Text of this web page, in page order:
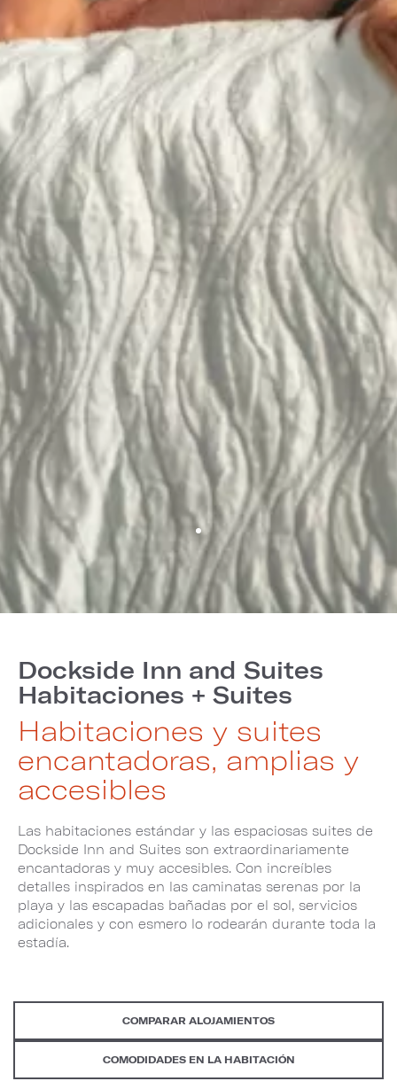
Dockside Inn and Suites
Habitaciones + Suites
Habitaciones y suites
encantadoras, amplias y
accesibles
Las habitaciones estándar y las espaciosas suites de
Dockside Inn and Suites son extraordinariamente
encantadoras y muy accesibles. Con increíbles
detalles inspirados en las caminatas serenas por la
playa y las escapadas bañadas por el sol, servicios
adicionales y con esmero lo rodearán durante toda la
estadía.
COMPARAR ALOJAMIENTOS
COMODIDADES EN LA HABITACIÓN